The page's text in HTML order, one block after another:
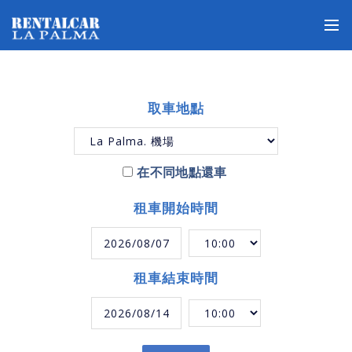
取車地點
在不同地點還車
租車開始時間
租車結束時間